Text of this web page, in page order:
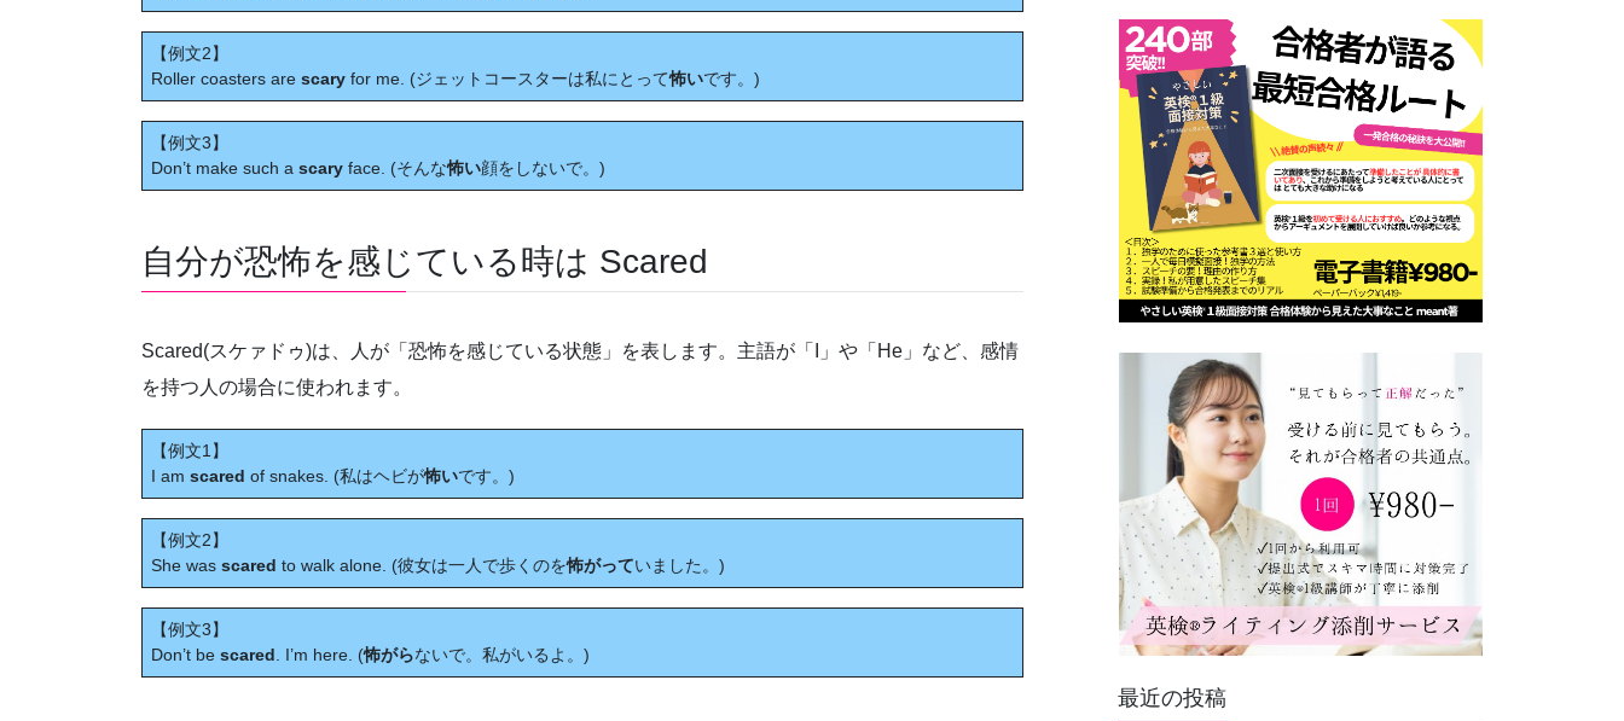
【例文2】
Roller coasters are scary for me. (ジェットコースターは私にとって怖いです。)
【例文3】
Don’t make such a scary face. (そんな怖い顔をしないで。)
自分が恐怖を感じている時は Scared
Scared(スケァドゥ)は、人が「恐怖を感じている状態」を表します。主語が「I」や「He」など、感情
を持つ人の場合に使われます。
【例文1】
I am scared of snakes. (私はヘビが怖いです。)
【例文2】
She was scared to walk alone. (彼女は一人で歩くのを怖がっていました。)
【例文3】
Don’t be scared . I’m here. (怖がらないで。私がいるよ。)
最近の投稿